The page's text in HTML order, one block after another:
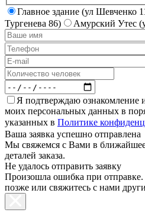
Главное здание (ул Шевченко
Тургенева 86)
Амурский Утес
Я подтверждаю ознакомление
моих персональных данных в
указанных в Политике
Ваша заявка успешно отправлена
Мы свяжемся с Вами в
деталей заказа.
Не удалось отправить заявку
Произошла ошибка при
позже или свяжитесь с нами